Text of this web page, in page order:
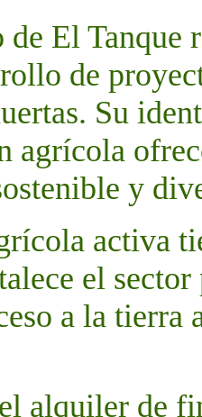
El Tanque
de
Su
agrícola
y
activa
el
a la tierra
alquiler de